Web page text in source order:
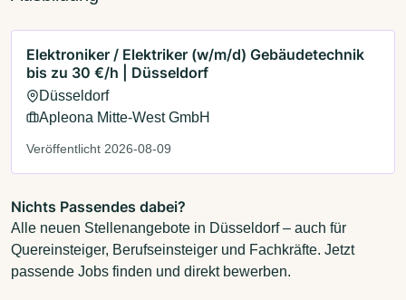
Elektroniker / Elektriker (w/m/d) Gebäudetechnik
bis zu 30 €/h | Düsseldorf
Düsseldorf
Apleona Mitte-West GmbH
Veröffentlicht 2026-08-09
Nichts Passendes dabei?
Alle neuen Stellenangebote in Düsseldorf – auch für
Quereinsteiger, Berufseinsteiger und Fachkräfte. Jetzt
passende Jobs finden und direkt bewerben.